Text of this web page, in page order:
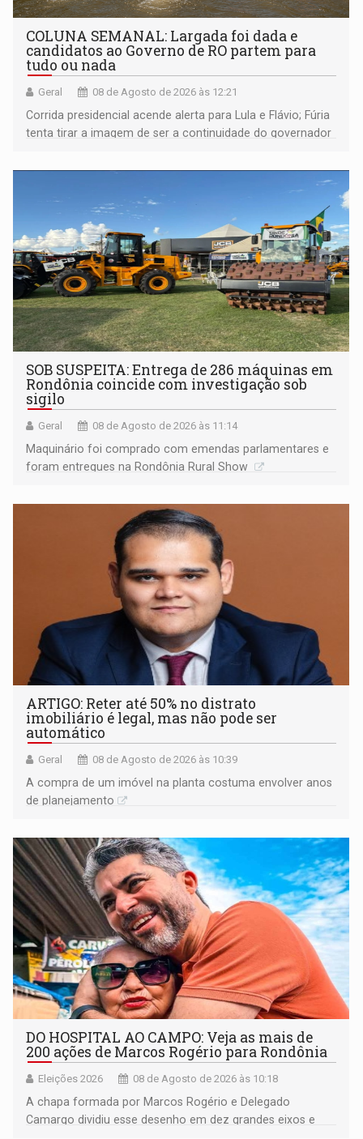
COLUNA SEMANAL: Largada foi dada e
candidatos ao Governo de RO partem para
tudo ou nada
Geral 08 de Agosto de 2026 às 12:21
Corrida presidencial acende alerta para Lula e Flávio; Fúria
tenta tirar a imagem de ser a continuidade do governador
não ter entrado no modo eleição; ABAV faz evento em
SOB SUSPEITA: Entrega de 286 máquinas em
Rondônia coincide com investigação sob
sigilo
Geral 08 de Agosto de 2026 às 11:14
Maquinário foi comprado com emendas parlamentares e
foram entregues na Rondônia Rural Show
ARTIGO: Reter até 50% no distrato
imobiliário é legal, mas não pode ser
automático
Geral 08 de Agosto de 2026 às 10:39
A compra de um imóvel na planta costuma envolver anos
de planejamento
DO HOSPITAL AO CAMPO: Veja as mais de
200 ações de Marcos Rogério para Rondônia
Eleições 2026 08 de Agosto de 2026 às 10:18
A chapa formada por Marcos Rogério e Delegado
Camargo dividiu esse desenho em dez grandes eixos e